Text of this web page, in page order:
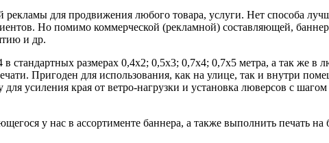
для продвижения любого товара, услуги. Нет способа
Но помимо коммерческой (рекламной) составляющей,
и др.
размерах 0,4х2; 0,5х3; 0,7х4; 0,7х5 метра, а так же в
Пригоден для использования, как на улице, так и внутри
усиления края от ветро-нагрузки и установка люверсов с
у нас в ассортименте баннера, а также выполнить печать на